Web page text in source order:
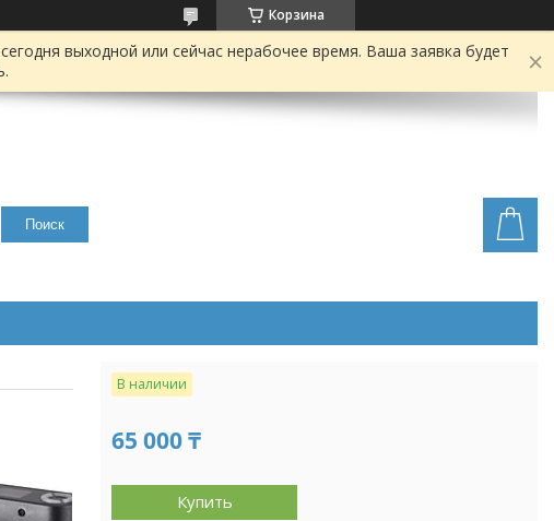
Корзина
выходной или сейчас нерабочее время. Ваша заявка будет
Поиск
В наличии
65 000 ₸
Купить